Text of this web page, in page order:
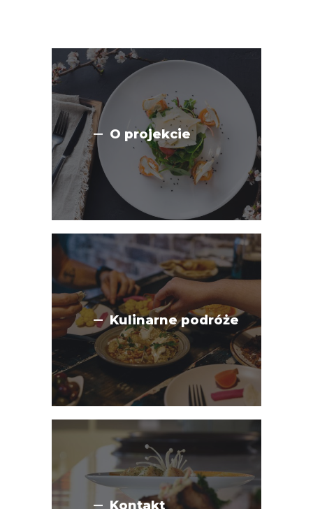
O projekcie
Kulinarne podróże
Kontakt